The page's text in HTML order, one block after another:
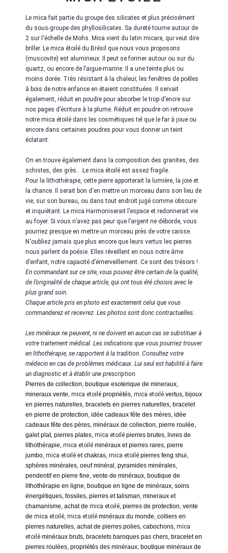
Le mica fait partie du groupe des silicates et plus précisément
du sous-groupe des phyllosilicates. Sa dureté tourne autour de
2 sur l'échelle de Mohs. Mica vient du latin micare, qui veut dire
briller. Le mica étoilé du Brésil que nous vous proposons
(muscovite) est alumineux. Il peut se former autour ou sur du
quartz, ou encore de l’aigue-marine. Il a une teinte plus ou
moins dorée. Très résistant à la chaleur, les fenêtres de poêles
à bois de notre enfance en étaient constituées. Il servait
également, réduit en poudre pour absorber le trop d’encre sur
nos pages d’écriture à la plume. Réduit en poudre on retrouve
notre mica étoilé dans les cosmétiques tel que le far à joue ou
encore dans certaines poudres pour vous donner un teint
éclatant.
On en trouve également dans la composition des granites, des
schistes, des grès… Le mica étoilé est assez fragile.
Pour la lithothérapie, cette pierre apporterait la lumière, la joie et
la chance. Il serait bon d'en mettre un morceau dans son lieu de
vie, sur son bureau, ou dans tout endroit jugé comme obscure
et inquiétant. Le mica Harmoniserait l’espace et redonnerait vie
au foyer. Si vous n’avez pas peur que l’argent ne déborde, vous
pourriez presque en mettre un morceau près de votre caisse.
N'oubliez jamais que plus encore que leurs vertus les pierres
nous parlent de poésie. Elles réveillent en nous notre âme
d’enfant, notre capacité d’émerveillement. Ce sont des trésors !
En commandant sur ce site, vous pouvez être certain de la qualité,
de l’originalité de chaque article, qui ont tous été choisis avec le
plus grand soin.
Chaque article pris en photo est exactement celui que vous
commanderez et recevrez. Les photos sont donc contractuelles.
Les minéraux ne peuvent, ni ne doivent en aucun cas se substituer à
votre traitement médical. Les indications que vous pourriez trouver
en lithothérapie, se rapportent à la tradition. Consultez votre
médecin en cas de problèmes médicaux. Lui seul est habilité à faire
un diagnostic et à établir une prescription.
Pierres de collection, boutique esoterique de mineraux,
mineraux vente, mica etoilé propriétés, mica etoilé vertus, bijoux
en pierres naturelles, bracelets en pierres naturelles, bracelet
en pierre de protection, idée cadeaux fête des mères, idée
cadeaux fête des pères, minéraux de collection, pierre roulée,
galet plat, pierres plates, mica etoilé pierres brutes, livres de
lithothérapie, mica etoilé minéraux et pierres rares, pierre
jumbo, mica etoilé et chakras, mica etoilé pierres feng shui,
sphères minérales, oeuf minéral, pyramides minérales,
pendentif en pierre fine, vente de minéraux, boutique de
lithothérapie en ligne, boutique en ligne de minéraux, soins
énergétiques, fossiles, pierres et talisman, mineraux et
chamanisme, achat de mica etoilé, pierres de protection, vente
de mica etoilé, mica etoilé minéraux du monde, colliers en
pierres naturelles, achat de pierres polies, cabochons, mica
etoilé minéraux bruts, bracelets baroques pas chers, bracelet en
pierres roulées, propriétés des minéraux, boutique minéraux de